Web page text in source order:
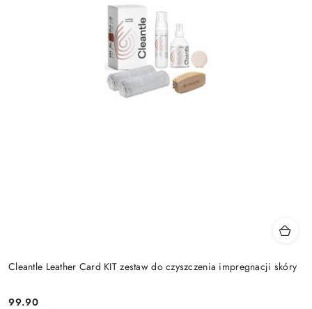
Cleantle Leather Card KIT zestaw do czyszczenia impregnacji skóry
99.90